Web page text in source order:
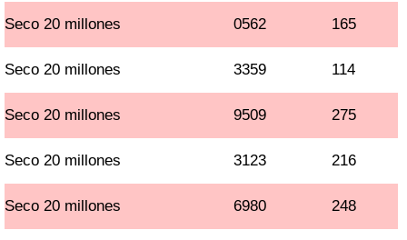
Seco 20 millones 0562 165
Seco 20 millones 3359 114
Seco 20 millones 9509 275
Seco 20 millones 3123 216
Seco 20 millones 6980 248